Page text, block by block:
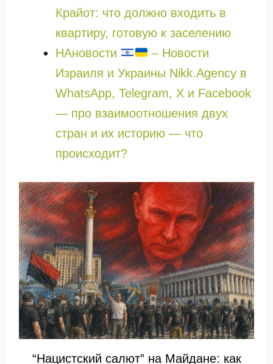
Крайот: что должно входить в
квартиру, готовую к заселению
НАновости
– Новости
Израиля и Украины Nikk.Agency в
WhatsApp, Telegram, X и Facebook
— про взаимоотношения двух
стран и их историю — что
происходит?
“Нацистский салют” на Майдане: как